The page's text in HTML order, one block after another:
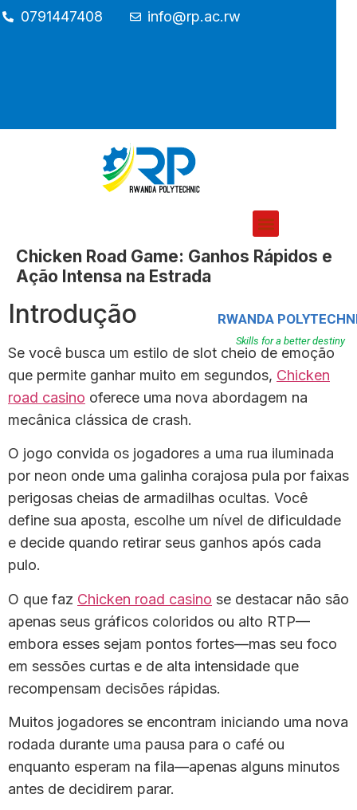
0791447408 info@rp.ac.rw
RWANDA
Skills for a better destiny
Chicken Road Game: Ganhos Rápidos e
Ação Intensa na Estrada
Introdução
Se você busca um estilo de slot cheio de emoção
que permite ganhar muito em segundos, Chicken
road casino oferece uma nova abordagem na
mecânica clássica de crash.
O jogo convida os jogadores a uma rua iluminada
por neon onde uma galinha corajosa pula por faixas
perigosas cheias de armadilhas ocultas. Você
define sua aposta, escolhe um nível de dificuldade
e decide quando retirar seus ganhos após cada
pulo.
O que faz Chicken road casino se destacar não são
apenas seus gráficos coloridos ou alto RTP—
embora esses sejam pontos fortes—mas seu foco
em sessões curtas e de alta intensidade que
recompensam decisões rápidas.
Muitos jogadores se encontram iniciando uma nova
rodada durante uma pausa para o café ou
enquanto esperam na fila—apenas alguns minutos
antes de decidirem parar.